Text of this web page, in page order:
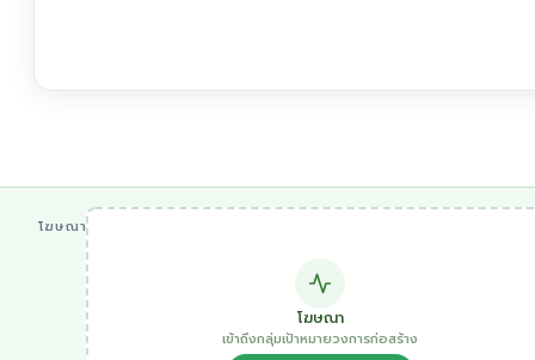
โฆษณา
โฆษณา
เข้าถึงกลุ่มเป้าหมายวงการก่อสร้าง